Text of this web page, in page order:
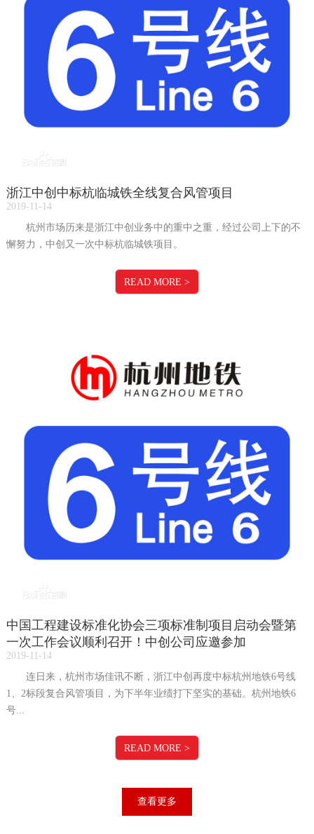
浙江中创中标杭临城铁全线复合风管项目
2019-11-14
杭州市场历来是浙江中创业务中的重中之重，经过公司上下的不
懈努力，中创又一次中标杭临城铁项目。
READ MORE >
中国工程建设标准化协会三项标准制项目启动会暨第
一次工作会议顺利召开！中创公司应邀参加
2019-11-14
连日来，杭州市场佳讯不断，浙江中创再度中标杭州地铁6号线
1、2标段复合风管项目，为下半年业绩打下坚实的基础。杭州地铁6
号...
READ MORE >
查看更多